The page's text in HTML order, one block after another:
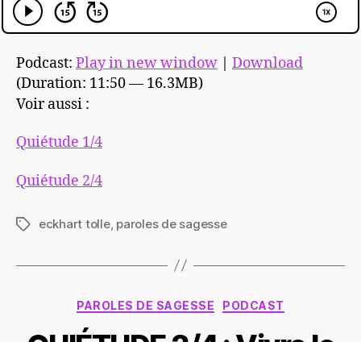
Podcast: Play in new window
Download
(Duration: 11:50 — 16.3MB)
Voir aussi :
Quiétude 1/4
Quiétude 2/4
Étiquettes
eckhart tolle, paroles de sagesse
Catégories
PAROLES DE SAGESSE PODCAST